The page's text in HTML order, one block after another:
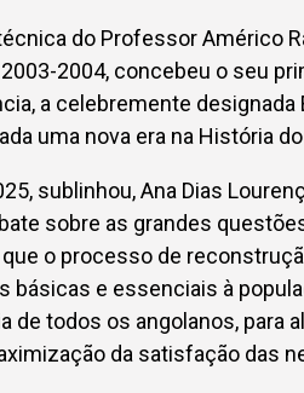
do Professor Américo
2004, concebeu o seu
a celebremente designada
uma nova era na História
sublinhou, Ana Dias
sobre as grandes
o processo de
básicas e essenciais à
de todos os angolanos, para
da satisfação das